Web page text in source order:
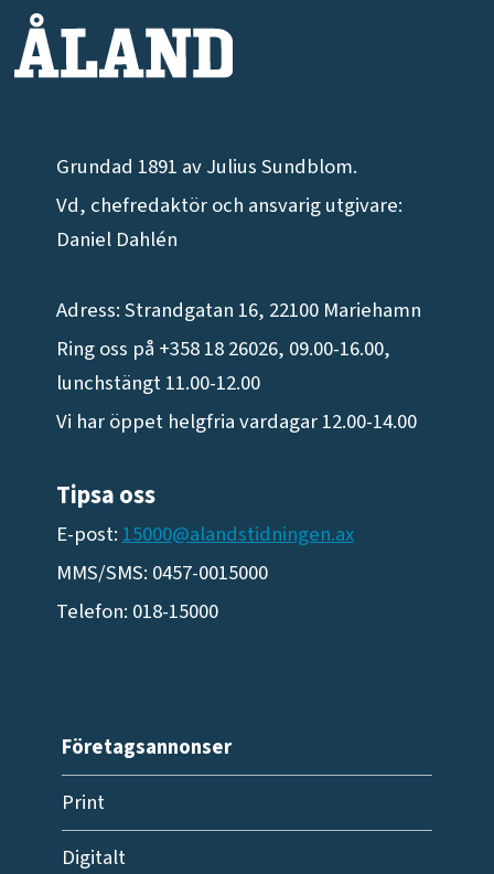
Grundad 1891 av Julius Sundblom.
Vd, chefredaktör och ansvarig utgivare:
Daniel Dahlén
Adress: Strandgatan 16, 22100 Mariehamn
Ring oss på +358 18 26026, 09.00-16.00,
lunchstängt 11.00-12.00
Vi har öppet helgfria vardagar 12.00-14.00
Tipsa oss
E-post:15000@alandstidningen.ax
MMS/SMS: 0457-0015000
Telefon: 018-15000
Företagsannonser
Print
Digitalt